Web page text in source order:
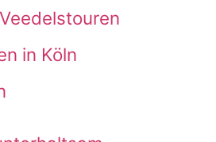
in Köln